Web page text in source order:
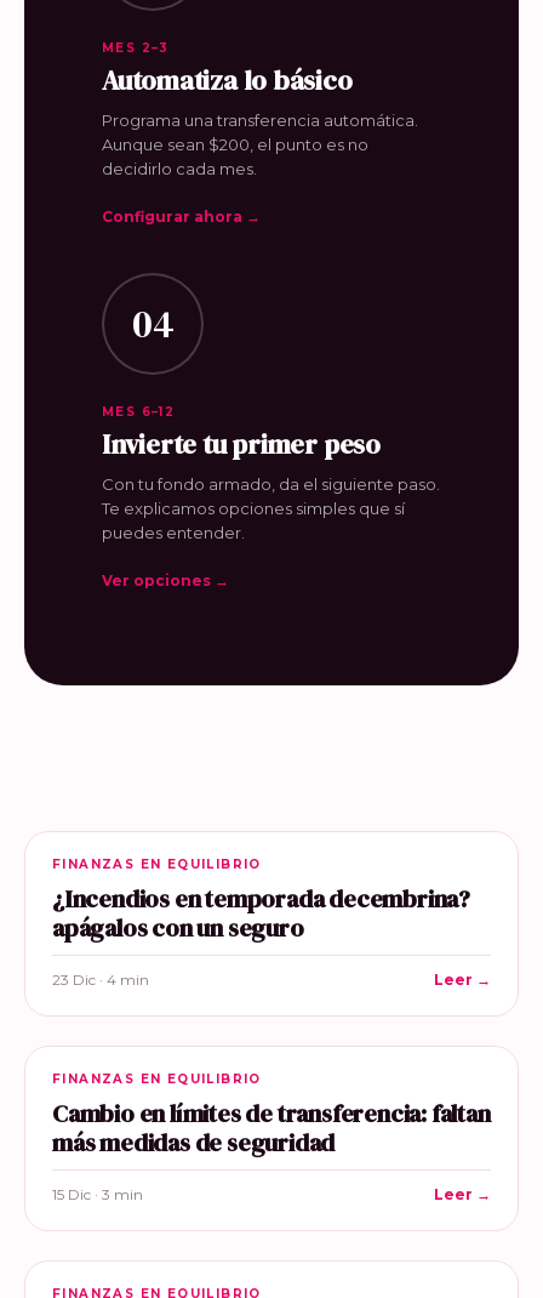
MES 2–3
Automatiza lo básico
Programa una transferencia automática.
Aunque sean $200, el punto es no
decidirlo cada mes.
Configurar ahora →
04
MES 6–12
Invierte tu primer peso
Con tu fondo armado, da el siguiente paso.
Te explicamos opciones simples que sí
puedes entender.
Ver opciones →
FINANZAS EN EQUILIBRIO
¿Incendios en temporada decembrina?
apágalos con un seguro
23 Dic · 4 min Leer →
FINANZAS EN EQUILIBRIO
Cambio en límites de transferencia: faltan
más medidas de seguridad
15 Dic · 3 min Leer →
FINANZAS EN EQUILIBRIO